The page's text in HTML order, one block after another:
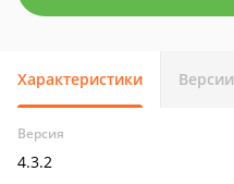
Характеристики Версии
Версия
4.3.2